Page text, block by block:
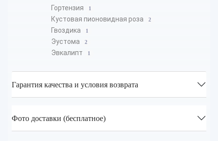
Гортензия 1
Кустовая пионовидная роза 2
Гвоздика 1
Эустома 2
Эвкалипт 1
Гарантия качества и условия возврата
Фото доставки (бесплатное)